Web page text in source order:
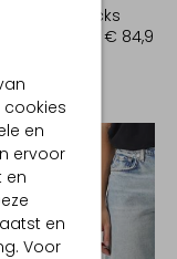
cookies
en
ervoor
en
en
Voor
Slingbacks
€ 84,99